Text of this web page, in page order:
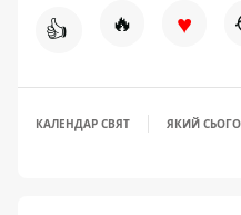
👍 🔥 ♥
КАЛЕНДАР СВЯТ ЯКИЙ